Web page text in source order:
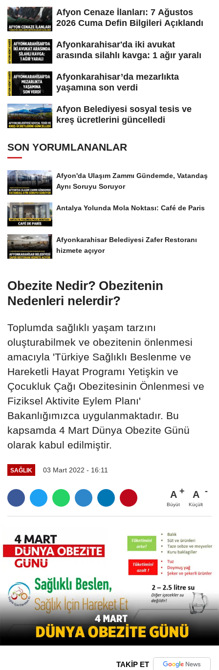
Afyon Cenaze İlanları: 7 Ağustos
2026 Cuma Defin Bilgileri Açıklandı
Afyonkarahisar'da iki avukat
arasında silahlı kavga: 1 ağır yaralı
Afyonkarahisar’da mezarlıkta
yaşamına son verdi
Afyon Belediyesi sosyal tesis ve
kreş ücretlerini güncelledi
SON YORUMLANANLAR
Afyon'da Ulaşım Zammı Gündemde, Vatandaş
Aynı Soruyu Soruyor
Antalya Yolunda Mola Noktası: Café de Paris
Afyonkarahisar Belediyesi Zafer Restoranı
hizmete açıyor
Obezite Nedir? Obezitenin
Nedenleri nelerdir?
Toplumda sağlıklı yaşam tarzını
oluşturabilmek ve obezitenin önlenmesi
amacıyla 'Türkiye Sağlıklı Beslenme ve
Hareketli Hayat Programı Yetişkin ve
Çocukluk Çağı Obezitesinin Önlenmesi ve
Fiziksel Aktivite Eylem Planı'
Bakanlığımızca uygulanmaktadır. Bu
kapsamda 4 Mart Dünya Obezite Günü
olarak kabul edilmiştir.
SAĞLIK 03 Mart 2022 - 16:11
A
Büyüt
A
Küçült
TAKİP ET